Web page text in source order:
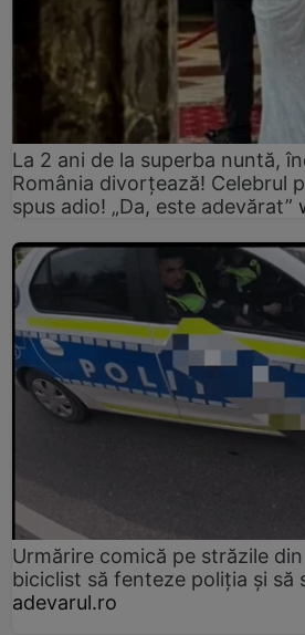
La 2 ani de la superba nuntă,
România divorțează! Celebrul
spus adio! „Da, este adevărat”
Urmărire comică pe străzile
biciclist să fenteze poliția și să
adevarul.ro